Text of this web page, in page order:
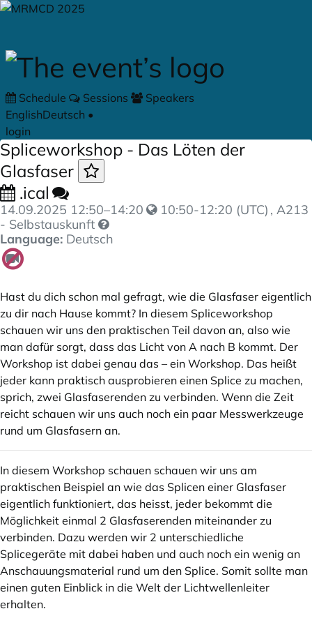
Skip to main content
Schedule Sessions
Speakers
EnglishDeutsch •
login
Spliceworkshop - Das Löten der
Glasfaser
.ical
14.09.2025 12:50–14:20 10:50-12:20 (UTC) , A213
- Selbstauskunft
Language: Deutsch
Hast du dich schon mal gefragt, wie die Glasfaser eigentlich
zu dir nach Hause kommt? In diesem Spliceworkshop
schauen wir uns den praktischen Teil davon an, also wie
man dafür sorgt, dass das Licht von A nach B kommt. Der
Workshop ist dabei genau das – ein Workshop. Das heißt
jeder kann praktisch ausprobieren einen Splice zu machen,
sprich, zwei Glasfaserenden zu verbinden. Wenn die Zeit
reicht schauen wir uns auch noch ein paar Messwerkzeuge
rund um Glasfasern an.
In diesem Workshop schauen schauen wir uns am
praktischen Beispiel an wie das Splicen einer Glasfaser
eigentlich funktioniert, das heisst, jeder bekommt die
Möglichkeit einmal 2 Glasfaserenden miteinander zu
verbinden. Dazu werden wir 2 unterschiedliche
Splicegeräte mit dabei haben und auch noch ein wenig an
Anschauungsmaterial rund um den Splice. Somit sollte man
einen guten Einblick in die Welt der Lichtwellenleiter
erhalten.